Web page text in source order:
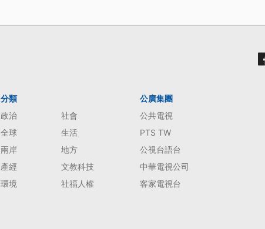
分類
政治
社會
全球
生活
兩岸
地方
產經
文教科技
環境
社福人權
公廣集團
公共電視
PTS TW
公視台語台
中華電視公司
客家電視台